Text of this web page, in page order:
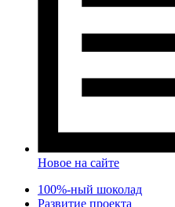
Новое на сайте
100%-ный шоколад
Развитие проекта